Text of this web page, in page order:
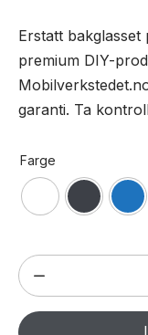
Erstatt bakglasset
premium DIY-
garanti. Ta
Farge
DIY
Bakglass
for